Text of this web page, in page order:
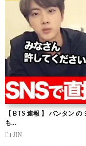
【 BTS 速報 】 バンタン
も…
JIN